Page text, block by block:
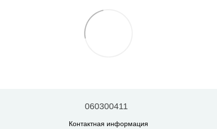
060300411
Контактная информация